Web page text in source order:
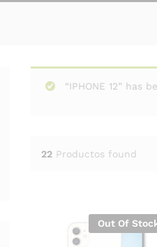
“IPHONE 12” has
22 Productos found
Out Of